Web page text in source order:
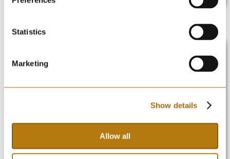
Statistics
Marketing
Show details
Allow all
Puerta modelo Chapa Bandeja
Puerta vehículos corredera y puerta peatonal
interior, tiradores en acero inox, automatismo de